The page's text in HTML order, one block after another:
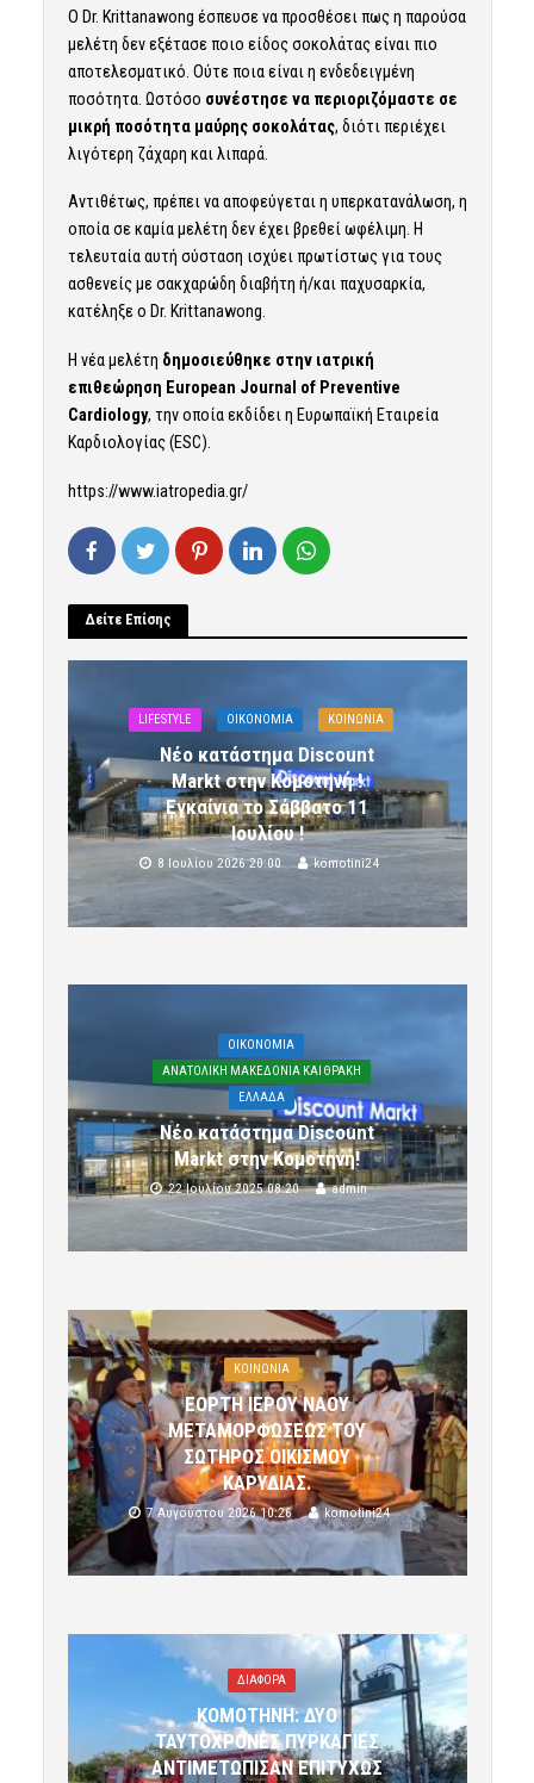
Ο Dr. Krittanawong έσπευσε να προσθέσει πως η παρούσα
μελέτη δεν εξέτασε ποιο είδος σοκολάτας είναι πιο
αποτελεσματικό. Ούτε ποια είναι η ενδεδειγμένη
ποσότητα. Ωστόσο συνέστησε να περιοριζόμαστε σε
μικρή ποσότητα μαύρης σοκολάτας, διότι περιέχει
λιγότερη ζάχαρη και λιπαρά.
Αντιθέτως, πρέπει να αποφεύγεται η υπερκατανάλωση, η
οποία σε καμία μελέτη δεν έχει βρεθεί ωφέλιμη. Η
τελευταία αυτή σύσταση ισχύει πρωτίστως για τους
ασθενείς με σακχαρώδη διαβήτη ή/και παχυσαρκία,
κατέληξε ο Dr. Krittanawong.
Η νέα μελέτη δημοσιεύθηκε στην ιατρική
επιθεώρηση European Journal of Preventive
Cardiology, την οποία εκδίδει η Ευρωπαϊκή Εταιρεία
Καρδιολογίας (ESC).
https://www.iatropedia.gr/
Δείτε Επίσης
LIFESTYLE OIKONOMIA ΚΟΙΝΩΝΙΑ
Νέο κατάστημα Discount
Markt στην Κομοτηνή !
Εγκαίνια το Σάββατο 11
Ιουλίου !
8 Ιουλίου 2026 20:00 komotini24
OIKONOMIA
ΑΝΑΤΟΛΙΚΗ ΜΑΚΕΔΟΝΙΑ ΚΑΙ ΘΡΑΚΗ
ΕΛΛΑΔΑ
Νέο κατάστημα Discount
Markt στην Κομοτηνή!
22 Ιουλίου 2025 08:20 admin
ΚΟΙΝΩΝΙΑ
ΕΟΡΤΗ ΙΕΡΟΥ ΝΑΟΥ
ΜΕΤΑΜΟΡΦΩΣΕΩΣ ΤΟΥ
ΣΩΤΗΡΟΣ ΟΙΚΙΣΜΟΥ
ΚΑΡΥΔΙΑΣ.
7 Αυγούστου 2026 10:26 komotini24
ΔΙΑΦΟΡΑ
ΚΟΜΟΤΗΝΗ: ΔΥΟ
ΤΑΥΤΟΧΡΟΝΕΣ ΠΥΡΚΑΓΙΕΣ
ΑΝΤΙΜΕΤΩΠΙΣΑΝ ΕΠΙΤΥΧΩΣ